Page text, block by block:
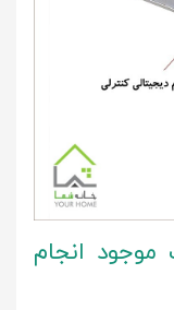
موجود انجام